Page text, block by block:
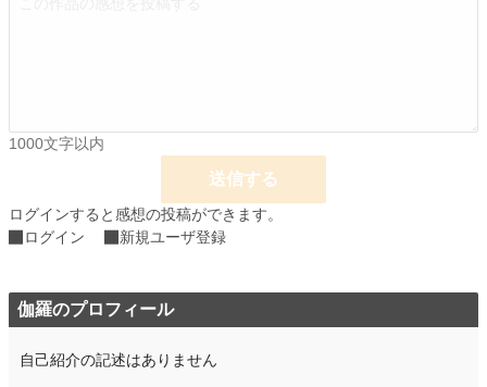
累計ポイント 31,517 pt (56,756 位)
1000文字以内
送信する
ログインすると感想の投稿ができます。
ログイン
新規ユーザ登録
伽羅のプロフィール
自己紹介の記述はありません